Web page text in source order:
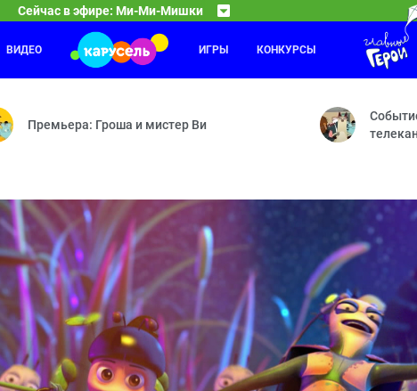
Сейчас в эфире: Ми-Ми-Мишки
— Молчанка — Лягушонок — Книжное дело — Распаковка —
С добрым утром, малыши!
Герои легендарной программы «Спокойной ночи, малыши!»
Чик-
Выпуск 5
ВИДЕО ИГРЫ КОНКУРСЫ
Премьера: Гроша и мистер Ви